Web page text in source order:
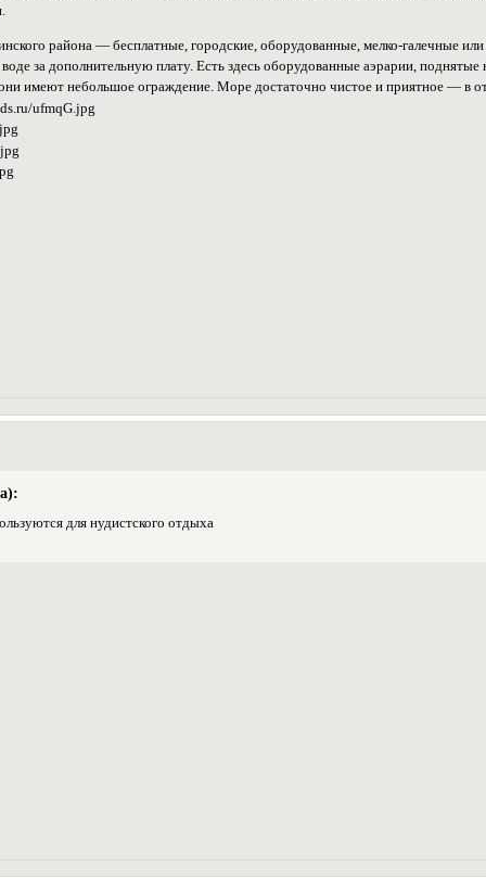
района — бесплатные, городские, оборудованные, мелко-галечные
за дополнительную плату. Есть здесь оборудованные аэрарии,
они имеют небольшое ограждение. Море достаточно чистое и приятное — в
для нудистского отдыха